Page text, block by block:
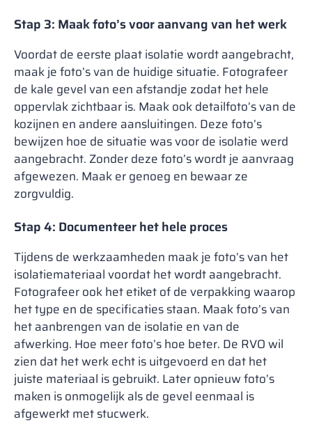
Stap 3: Maak foto’s voor aanvang van het werk
Voordat de eerste plaat isolatie wordt aangebracht,
maak je foto’s van de huidige situatie. Fotografeer
de kale gevel van een afstandje zodat het hele
oppervlak zichtbaar is. Maak ook detailfoto’s van de
kozijnen en andere aansluitingen. Deze foto’s
bewijzen hoe de situatie was voor de isolatie werd
aangebracht. Zonder deze foto’s wordt je aanvraag
afgewezen. Maak er genoeg en bewaar ze
zorgvuldig.
Stap 4: Documenteer het hele proces
Tijdens de werkzaamheden maak je foto’s van het
isolatiemateriaal voordat het wordt aangebracht.
Fotografeer ook het etiket of de verpakking waarop
het type en de specificaties staan. Maak foto’s van
het aanbrengen van de isolatie en van de
afwerking. Hoe meer foto’s hoe beter. De RVO wil
zien dat het werk echt is uitgevoerd en dat het
juiste materiaal is gebruikt. Later opnieuw foto’s
maken is onmogelijk als de gevel eenmaal is
afgewerkt met stucwerk.